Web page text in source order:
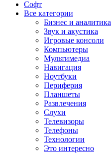
Софт
Все категории
Бизнес и аналитика
Звук и акустика
Игровые консоли
Компьютеры
Мультимедиа
Навигация
Ноутбуки
Периферия
Планшеты
Развлечения
Слухи
Телевизоры
Телефоны
Технологии
Это интересно